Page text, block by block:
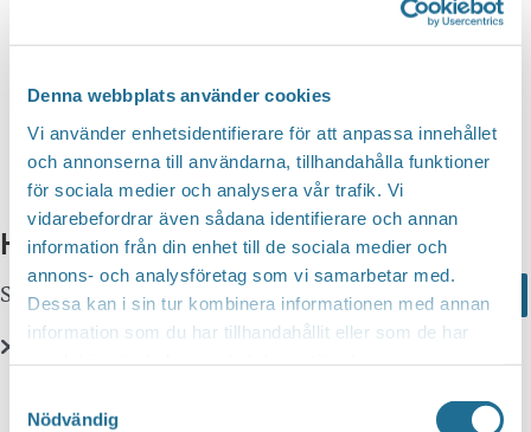
Denna webbplats använder cookies
Vi använder enhetsidentifierare för att anpassa innehållet
och annonserna till användarna, tillhandahålla funktioner
för sociala medier och analysera vår trafik. Vi
vidarebefordrar även sådana identifierare och annan
information från din enhet till de sociala medier och
annons- och analysföretag som vi samarbetar med.
Dessa kan i sin tur kombinera informationen med annan
information som du har tillhandahållit eller som de har
Nödvändig
Hittar du inte vad du söker?
Sök här... Search